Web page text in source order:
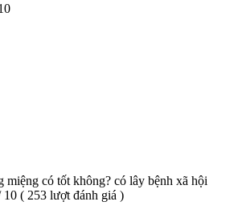
miệng có tốt không? có lây bệnh xã hội
10 ( 253 lượt đánh giá )